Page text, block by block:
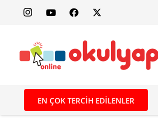
EN ÇOK TERCIH EDILENLER